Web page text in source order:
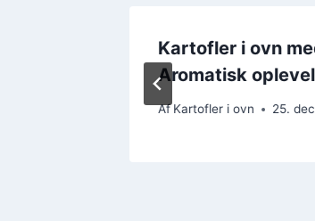
Kartofler i ovn
Aromatisk
Af Kartofler i ovn 25.